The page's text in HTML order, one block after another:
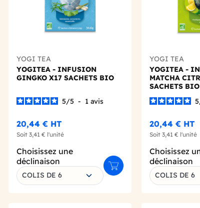
YOGI TEA
YOGITEA - INFUSION
GINGKO X17 SACHETS BIO
5/5 - 1 avis
20,44 € HT
Soit 3,41 € l'unité
Choisissez une
déclinaison
COLIS DE 6
Ajouter au panier
YOGI TEA
YOGITEA -
MATCHA
SACHETS BIO
5
20,44 € HT
Soit 3,41 € l'unité
Choisissez
déclinaison
COLIS DE 6